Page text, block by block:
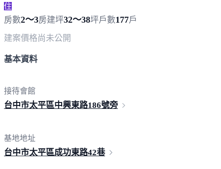
住
房數2～3房建坪32～38坪戶數177戶
建案價格尚未公開
基本資料
接待會館
台中市太平區中興東路186號旁
基地地址
台中市太平區成功東路42巷